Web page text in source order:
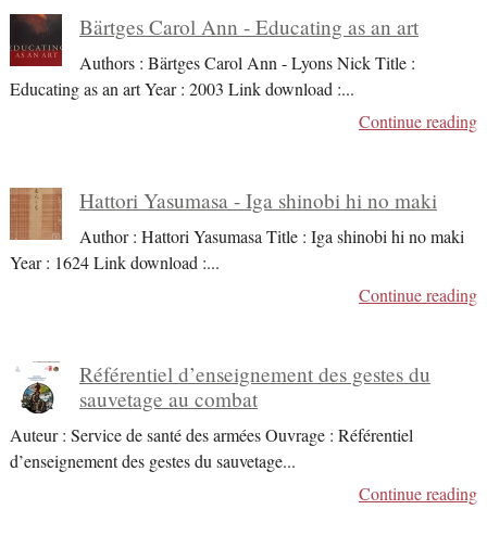
Bärtges Carol Ann - Educating as an art
Authors : Bärtges Carol Ann - Lyons Nick Title :
Educating as an art Year : 2003 Link download :...
Continue reading
Hattori Yasumasa - Iga shinobi hi no maki
Author : Hattori Yasumasa Title : Iga shinobi hi no maki
Year : 1624 Link download :...
Continue reading
Référentiel d’enseignement des gestes du
sauvetage au combat
Auteur : Service de santé des armées Ouvrage : Référentiel
d’enseignement des gestes du sauvetage...
Continue reading